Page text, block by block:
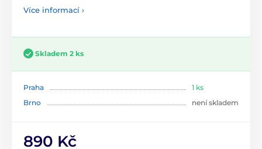
Více informací ›
Skladem 2 ks
Praha
1 ks
Brno
není skladem
890 Kč